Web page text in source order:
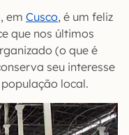
em Cusco, é um feliz
que nos últimos
(o que é
seu interesse
local.